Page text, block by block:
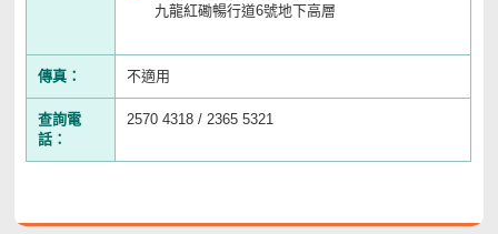
九龍紅磡暢行道6號地下高層
傳真： 不適用
查詢電
話：
2570 4318 / 2365 5321